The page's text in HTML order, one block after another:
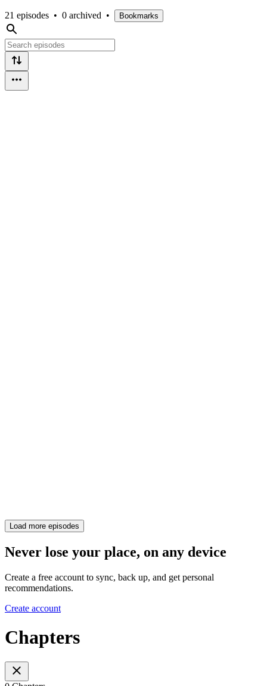
21 episodes • 0 archived • Bookmarks
Load more episodes
Never lose your place, on any device
Create a free account to sync, back up, and get personal
recommendations.
Create account
Chapters